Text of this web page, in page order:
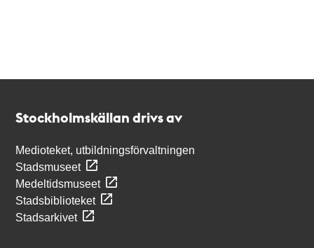
Stockholmskällan drivs av
Medioteket, utbildningsförvaltningen
Stadsmuseet
Medeltidsmuseet
Stadsbiblioteket
Stadsarkivet